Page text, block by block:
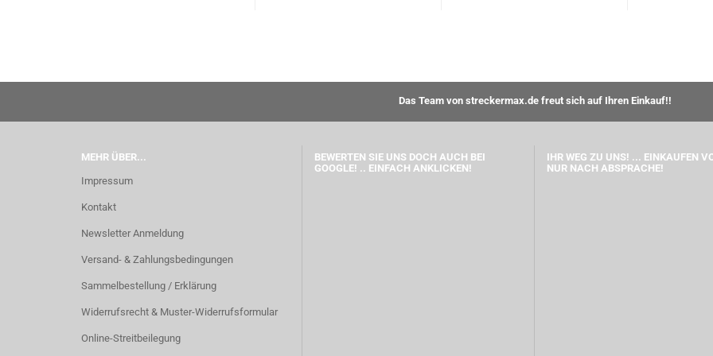
Das Team von streckermax.de freut sich auf Ihren Einkauf!!
MEHR ÜBER...
Impressum
Kontakt
Newsletter Anmeldung
Versand- & Zahlungsbedingungen
Sammelbestellung / Erklärung
Widerrufsrecht & Muster-Widerrufsformular
Online-Streitbeilegung
BEWERTEN SIE UNS DOCH AUCH BEI
GOOGLE! .. EINFACH ANKLICKEN!
IHR WEG ZU UNS! ... EINKAUFEN
NUR NACH ABSPRACHE!